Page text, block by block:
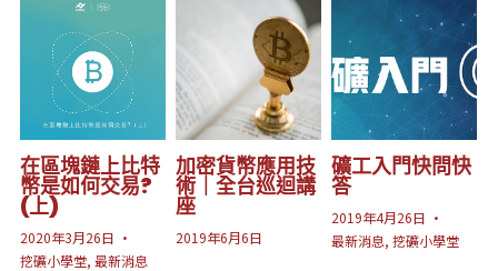
在區塊鏈上比特
幣是如何交易?
(上)
2020年3月26日 ·
挖礦小學堂, 最新消息
加密貨幣應用技
術｜全台巡迴講
座
2019年6月6日
礦工入門快問快
答
2019年4月26日 ·
最新消息, 挖礦小學堂